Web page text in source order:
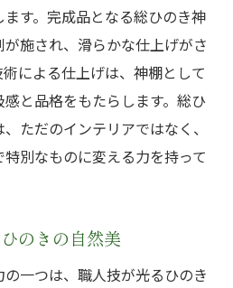
るひのき材
らす格調の高い空間
総ひのき神棚棚板の魅力
が伝わる総ひのき神棚棚板
る総ひのき棚板
った総ひのき棚板
感じられる総ひのき棚板
す。完成品となる総ひのき神
施され、滑らかな仕上げがさ
による仕上げは、神棚として
と品格をもたらします。総ひ
ただのインテリアではなく、
別なものに変える力を持って
のきの自然美
一つは、職人技が光るひのき